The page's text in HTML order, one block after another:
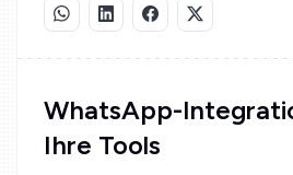
WhatsApp-
Ihre Tools